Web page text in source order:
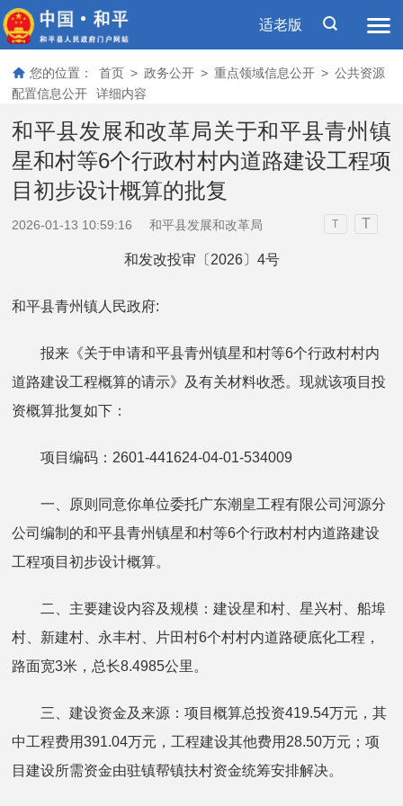
适老版
您的位置： 首页 > 政务公开 > 重点领域信息公开 > 公共资源
配置信息公开
详细内容
和平县发展和改革局关于和平县青州镇
星和村等6个行政村村内道路建设工程项
目初步设计概算的批复
2026-01-13 10:59:16 和平县发展和改革局 T T
和发改投审〔2026〕4号
和平县青州镇人民政府:
报来《关于申请和平县青州镇星和村等6个行政村村内
道路建设工程概算的请示》及有关材料收悉。现就该项目投
资概算批复如下：
项目编码：2601-441624-04-01-534009
一、原则同意你单位委托广东潮皇工程有限公司河源分
公司编制的和平县青州镇星和村等6个行政村村内道路建设
工程项目初步设计概算。
二、主要建设内容及规模：建设星和村、星兴村、船埠
村、新建村、永丰村、片田村6个村村内道路硬底化工程，
路面宽3米，总长8.4985公里。
三、建设资金及来源：项目概算总投资419.54万元，其
中工程费用391.04万元，工程建设其他费用28.50万元；项
目建设所需资金由驻镇帮镇扶村资金统筹安排解决。